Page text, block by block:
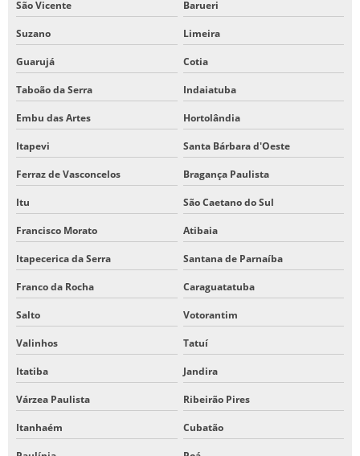
São Vicente Barueri
Suzano Limeira
Guarujá Cotia
Taboão da Serra Indaiatuba
Embu das Artes Hortolândia
Itapevi Santa Bárbara d'Oeste
Ferraz de Vasconcelos Bragança Paulista
Itu São Caetano do Sul
Francisco Morato Atibaia
Itapecerica da Serra Santana de Parnaíba
Franco da Rocha Caraguatatuba
Salto Votorantim
Valinhos Tatuí
Itatiba Jandira
Várzea Paulista Ribeirão Pires
Itanhaém Cubatão